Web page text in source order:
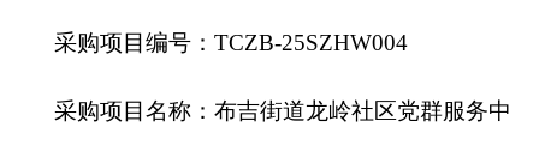
采购项目编号：TCZB-25SZHW004
采购项目名称：布吉街道龙岭社区党群服务中